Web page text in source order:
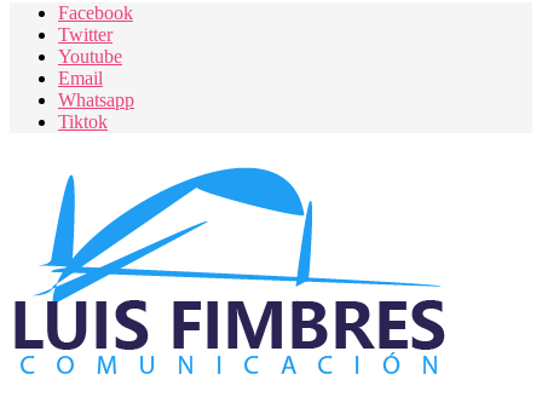
Facebook
Twitter
Youtube
Email
Whatsapp
Tiktok